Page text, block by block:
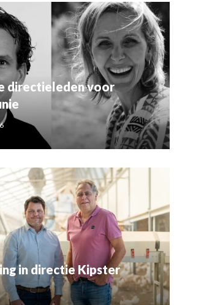
directieleden voor
in directie Kipster